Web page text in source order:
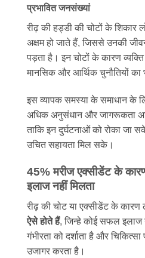
प्रभावित जनसंख्यां
रीढ़ की हड्डी की चोटों के शिकार
अक्षम हो जाते हैं, जिससे उनकी
पड़ता है। इन चोटों के कारण
मानसिक और आर्थिक चुनौतियों का
इस व्यापक समस्या के समाधान के
अधिक अनुसंधान और जागरूकता
ताकि इन दुर्घटनाओं को रोका जा
उचित सहायता मिल सके।
45% मरीज एक्सीडेंट के
इलाज नहीं मिलता
रीढ़ की चोट या एक्सीडेंट के
ऐसे होते हैं, जिन्हे कोई सफल इलाज
गंभीरता को दर्शाता है और
उजागर करता है।